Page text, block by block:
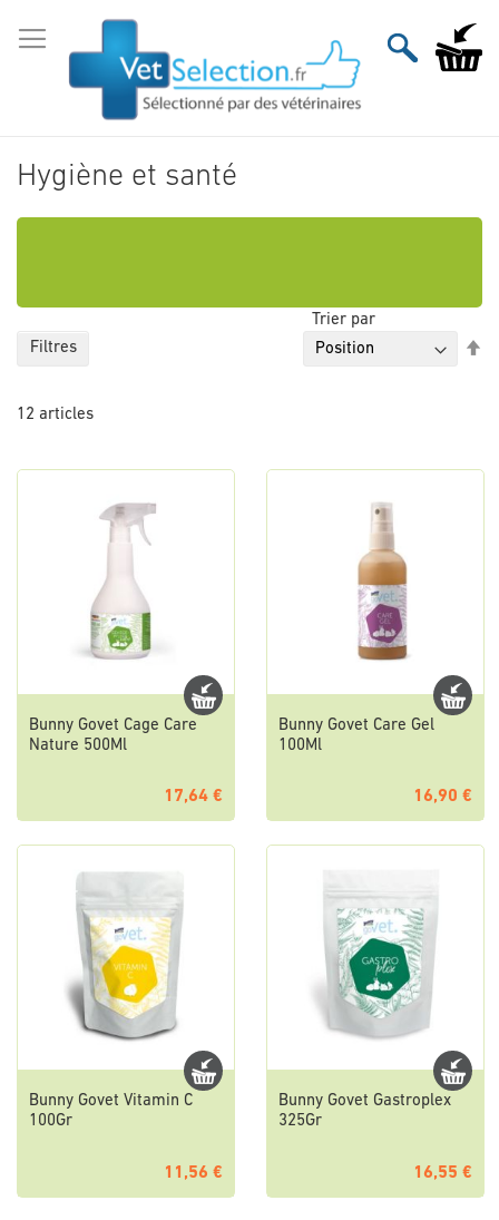
au
contenu
Mon
Hygiène et santé
12 articles
Trier par
Bunny Govet Cage Care
Nature 500Ml
17,64 €
Bunny Govet Care Gel
100Ml
16,90 €
Bunny Govet Vitamin C
100Gr
11,56 €
Bunny Govet Gastroplex
325Gr
16,55 €
Filtres